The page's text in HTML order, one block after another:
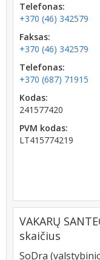
Telefonas:
+370 (46) 342579
Faksas:
+370 (46) 342579
Telefonas:
+370 (687) 71915
Kodas:
241577420
PVM kodas:
LT415774219
VAKARŲ
skaičius
SoDra